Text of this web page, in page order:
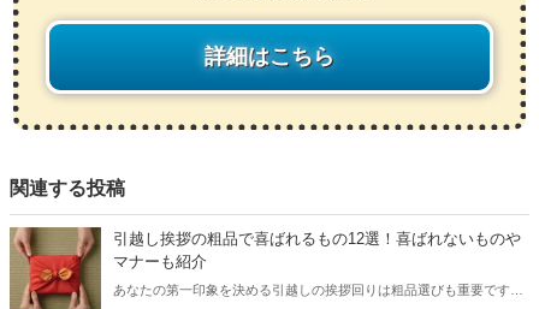
詳細はこちら
関連する投稿
引越し挨拶の粗品で喜ばれるもの12選！喜ばれないものや
マナーも紹介
あなたの第一印象を決める引越しの挨拶回りは粗品選びも重要です。